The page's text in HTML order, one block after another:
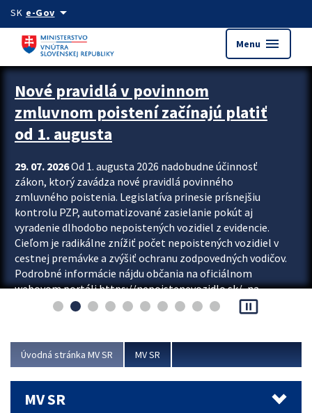
Preskocit na hlavný obsah
SK e-Govarrow_drop_down
Menu menu
Zastavit automatický posun upútavok
Nové pravidlá v povinnom
zmluvnom poistení začínajú platiť
od 1. augusta
29. 07. 2026Od 1. augusta 2026 nadobudne účinnosť
zákon, ktorý zavádza nové pravidlá povinného
zmluvného poistenia. Legislatíva prinesie prísnejšiu
kontrolu PZP, automatizované zasielanie pokút aj
vyradenie dlhodobo nepoistených vozidiel z evidencie.
Cieľom je radikálne znížiť počet nepoistených vozidiel v
cestnej premávke a zvýšiť ochranu zodpovedných vodičov.
Podrobné informácie nájdu občania na oficiálnom
webovom portáli https://nepoistenevozidlo.sk/, na
ktorom od augusta pribudne aj možnosť overiť si...
pause_presentation
Úvodná stránka MV SR MV SR
MV SR